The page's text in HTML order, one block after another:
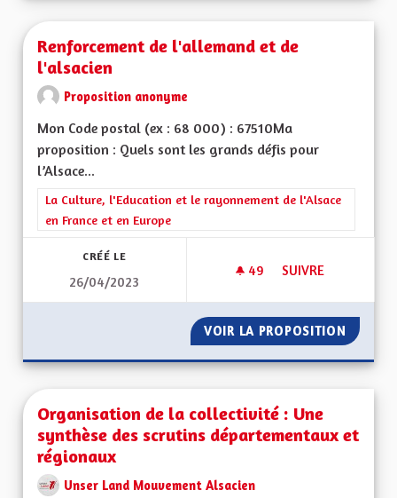
Renforcement de l'allemand et de
l'alsacien
Proposition anonyme
Mon Code postal (ex : 68 000) : 67510Ma
proposition : Quels sont les grands défis pour
l’Alsace...
Filtrer les résultats de la catégorie : La Culture, l'Education et
La Culture, l'Education et le rayonnement de l'Alsace
en France et en Europe
CRÉÉ LE
26/04/2023
49 49 ABONNÉS
SUIVRE
VOIR LA PROPOSITION
Organisation de la collectivité : Une
synthèse des scrutins départementaux et
régionaux
Unser Land Mouvement Alsacien